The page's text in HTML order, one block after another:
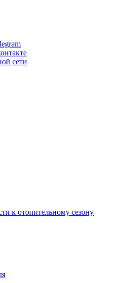
к отопительному сезону